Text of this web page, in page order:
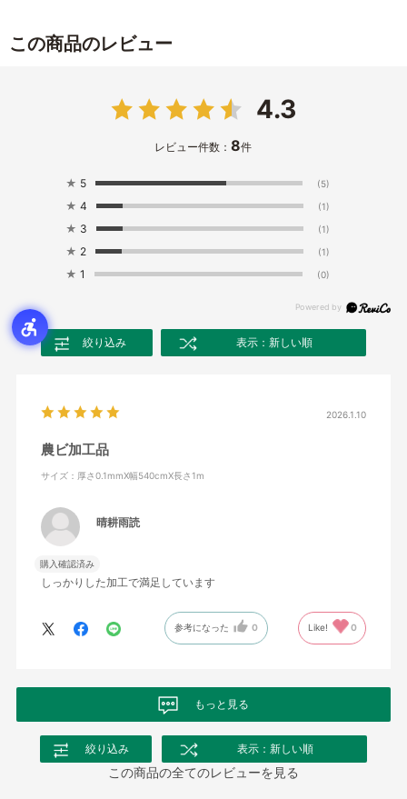
この商品のレビュー
4.3
レビュー件数：8件
★ 5 (5)
★ 4 (1)
★ 3 (1)
★ 2 (1)
★ 1 (0)
絞り込み 表示：新しい順
2026.1.10
農ビ加工品
サイズ：厚さ0.1mmX幅540cmX長さ1m
晴耕雨読
購入確認済み
しっかりした加工で満足しています
参考になった 0 Like! 0
もっと見る
絞り込み 表示：新しい順
この商品の全てのレビューを見る